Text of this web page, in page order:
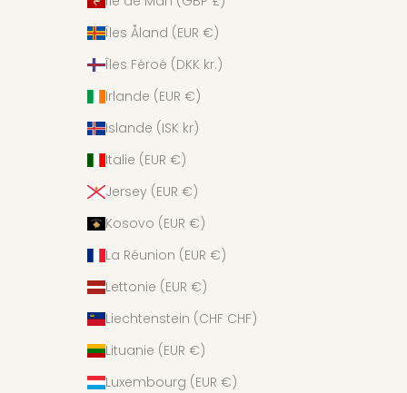
Îles Åland (EUR €)
Îles Féroé (DKK kr.)
Irlande (EUR €)
Islande (ISK kr)
Italie (EUR €)
Jersey (EUR €)
Kosovo (EUR €)
La Réunion (EUR €)
Lettonie (EUR €)
Liechtenstein (CHF CHF)
Lituanie (EUR €)
Luxembourg (EUR €)